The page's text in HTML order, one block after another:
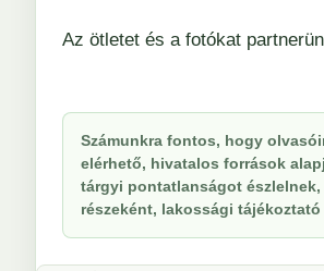
Az ötletet és a fotókat
Számunkra fontos, hogy
elérhető, hivatalos források
tárgyi pontatlanságot
részeként, lakossági